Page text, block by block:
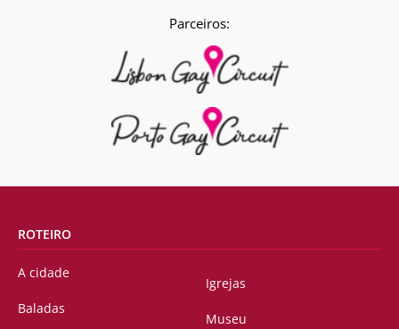
Parceiros:
ROTEIRO
A cidade
Baladas
Igrejas
Museu